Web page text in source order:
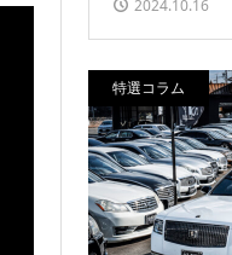
2024.10.16
特選コラム